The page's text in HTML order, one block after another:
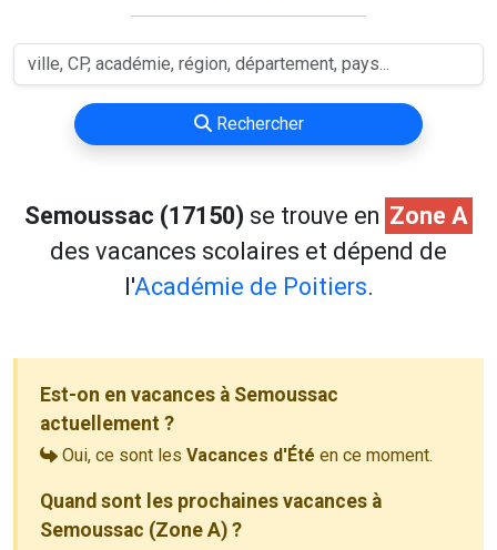
Rechercher
Semoussac (17150) se trouve en Zone A
des vacances scolaires et dépend de
l'Académie de Poitiers.
Est-on en vacances à Semoussac
actuellement ?
Oui, ce sont les Vacances d'Été en ce moment.
Quand sont les prochaines vacances à
Semoussac (Zone A) ?